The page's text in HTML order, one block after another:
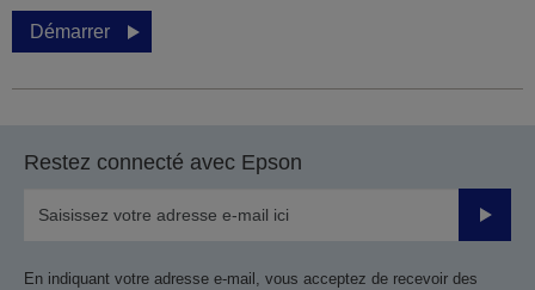
Démarrer
Restez connecté avec Epson
Valider
En indiquant votre adresse e-mail, vous acceptez de recevoir des